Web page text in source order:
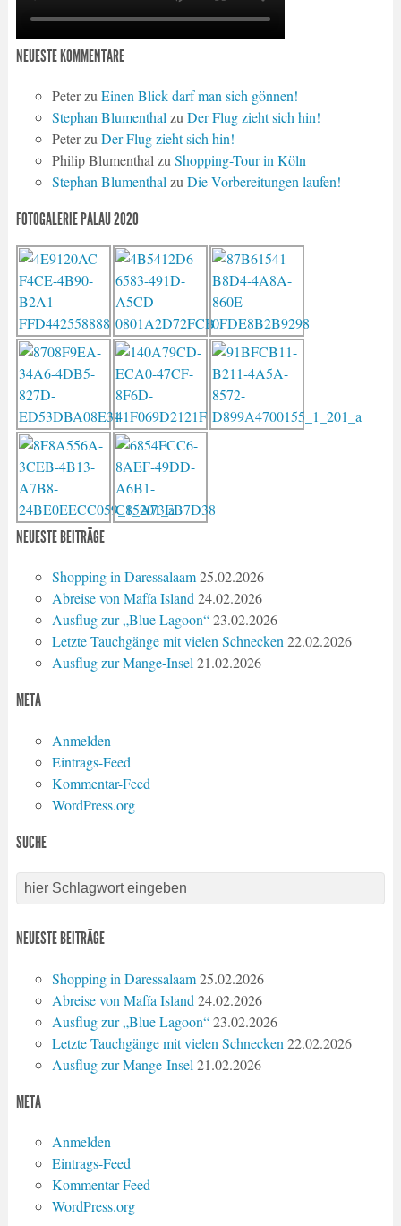
NEUESTE KOMMENTARE
PeterzuEinen Blick darf man sich gönnen!
Stephan BlumenthalzuDer Flug zieht sich hin!
PeterzuDer Flug zieht sich hin!
Philip BlumenthalzuShopping-Tour in Köln
Stephan BlumenthalzuDie Vorbereitungen laufen!
FOTOGALERIE PALAU 2020
NEUESTE BEITRÄGE
Shopping in Daressalaam 25.02.2026
Abreise von Mafía Island 24.02.2026
Ausflug zur „Blue Lagoon“ 23.02.2026
Letzte Tauchgänge mit vielen Schnecken 22.02.2026
Ausflug zur Mange-Insel 21.02.2026
META
Anmelden
Eintrags-Feed
Kommentar-Feed
WordPress.org
SUCHE
NEUESTE BEITRÄGE
Shopping in Daressalaam 25.02.2026
Abreise von Mafía Island 24.02.2026
Ausflug zur „Blue Lagoon“ 23.02.2026
Letzte Tauchgänge mit vielen Schnecken 22.02.2026
Ausflug zur Mange-Insel 21.02.2026
META
Anmelden
Eintrags-Feed
Kommentar-Feed
WordPress.org